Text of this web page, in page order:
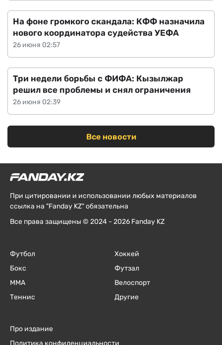
26 июня 02:57
На фоне громкого скандала: КФФ назначила
нового координатора судейства УЕФА
26 июня 02:39
Три недели борьбы с ФИФА: Кызылжар
решил все проблемы и снял ограничения
Все новости
При цитировании и использовании любых материалов
ссылка на "Fanday KZ" обязательна
Все права защищены © 2024 - 2026 Fanday KZ
Футбол
Бокс
ММА
Теннис
Хоккей
Футзал
Велоспорт
Другие
Про издание
Политика конфиденциальности